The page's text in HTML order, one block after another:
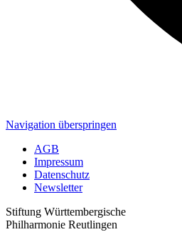
Navigation überspringen
AGB
Impressum
Datenschutz
Newsletter
Stiftung Württembergische
Philharmonie Reutlingen